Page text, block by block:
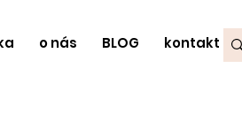
o nás BLOG kontakt